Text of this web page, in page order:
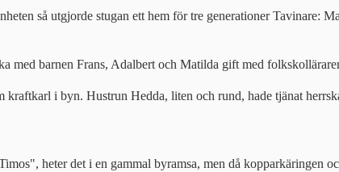
så utgjorde stugan ett hem för tre generationer Tavinare:
med barnen Frans, Adalbert och Matilda gift med
i byn. Hustrun Hedda, liten och rund, hade tjänat
heter det i en gammal byramsa, men då kopparkäringen